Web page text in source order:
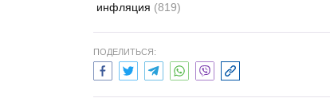
инфляция (819)
ПОДЕЛИТЬСЯ: